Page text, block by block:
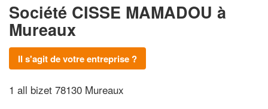
Société CISSE MAMADOU à
Mureaux
Il s'agit de votre entreprise ?
1 all bizet 78130 Mureaux